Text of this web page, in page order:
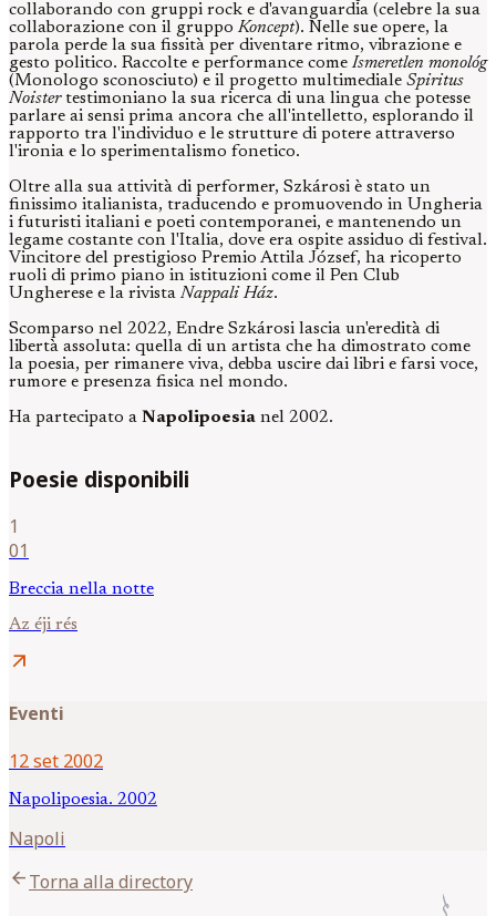
collaborando con gruppi rock e d'avanguardia (celebre la sua
collaborazione con il gruppo Koncept). Nelle sue opere, la
parola perde la sua fissità per diventare ritmo, vibrazione e
gesto politico. Raccolte e performance come Ismeretlen monológ
(Monologo sconosciuto) e il progetto multimediale Spiritus
Noistertestimoniano la sua ricerca di una lingua che potesse
parlare ai sensi prima ancora che all'intelletto, esplorando il
rapporto tra l'individuo e le strutture di potere attraverso
l'ironia e lo sperimentalismo fonetico.
Oltre alla sua attività di performer, Szkárosi è stato un
finissimo italianista, traducendo e promuovendo in Ungheria
i futuristi italiani e poeti contemporanei, e mantenendo un
legame costante con l'Italia, dove era ospite assiduo di festival.
Vincitore del prestigioso Premio Attila József, ha ricoperto
ruoli di primo piano in istituzioni come il Pen Club
Ungherese e la rivista Nappali Ház.
Scomparso nel 2022, Endre Szkárosi lascia un'eredità di
libertà assoluta: quella di un artista che ha dimostrato come
la poesia, per rimanere viva, debba uscire dai libri e farsi voce,
rumore e presenza fisica nel mondo.
Ha partecipato a Napolipoesia nel 2002.
Poesie disponibili
1
01
Breccia nella notte
Az éji rés
arrow_outward
Eventi
12 set 2002
Napolipoesia. 2002
Napoli
arrow_backTorna alla directory